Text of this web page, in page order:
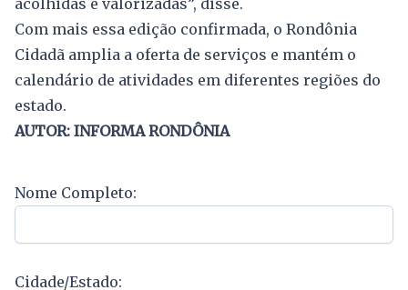
Com mais essa edição confirmada, o Rondônia
Cidadã amplia a oferta de serviços e mantém o
calendário de atividades em diferentes regiões do
estado.
AUTOR: INFORMA RONDÔNIA
Nome Completo:
Cidade/Estado: